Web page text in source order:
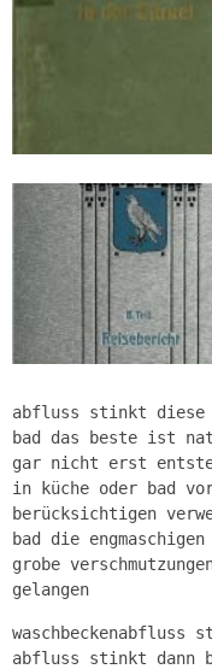
abfluss stinkt diese
bad das beste ist
gar nicht erst
in küche oder bad
berücksichtigen
bad die
grobe
gelangen
waschbeckenabfluss
abfluss stinkt dann